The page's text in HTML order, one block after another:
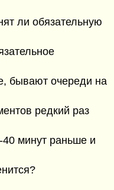
ли обязательную
бывают очереди на
редкий раз
40 минут раньше и